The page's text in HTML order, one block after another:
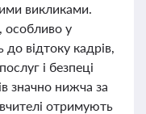
викликами.
особливо у
відтоку кадрів,
і безпеці
значно нижча за
отримують